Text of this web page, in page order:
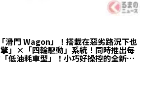
滑門 Wagon」！搭載在惡劣路況下也
」×「四輪驅動」系統！同時推出每
低油耗車型」！小巧好操控的全新